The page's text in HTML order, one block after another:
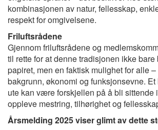
kombinasjonen av natur, fellesskap,
respekt for omgivelsene.
Friluftsrådene
Gjennom friluftsrådene og
til rette for at denne tradisjonen ikke
papiret, men en faktisk mulighet for alle
bakgrunn, økonomi og funksjonsevne.
ute kan være forskjellen på å bli sittende
oppleve mestring, tilhørighet og
Årsmelding 2025 viser glimt av dette